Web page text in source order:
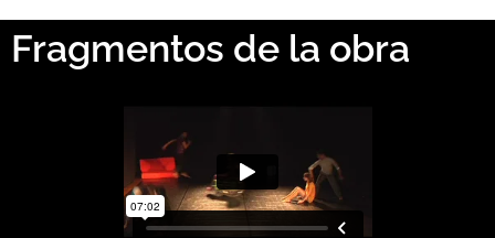
Fragmentos de la obra